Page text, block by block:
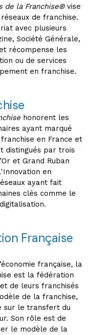
de la Franchise®vise
de franchise.
avec plusieurs
Société Générale,
récompense les
ou de services
en franchise.
honorent les
ayant marqué
en France et
distingués par trois
et Grand Ruban
en
ayant fait
clés comme le
Française
française, la
est la fédération
de leurs franchisés
de la franchise,
sur le transfert du
Son rôle est de
le modèle de la